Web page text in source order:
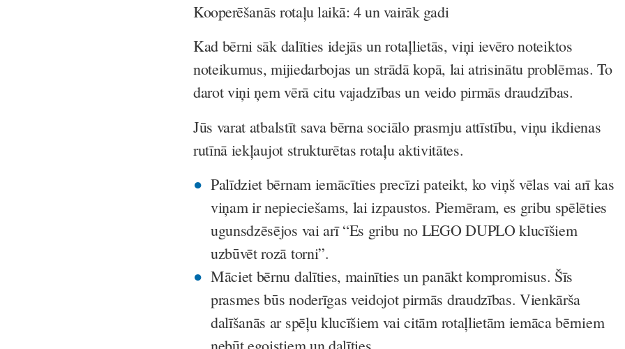
Kooperēšanās rotaļu laikā: 4 un vairāk gadi
Kad bērni sāk dalīties idejās un rotaļlietās, viņi ievēro noteiktos
noteikumus, mijiedarbojas un strādā kopā, lai atrisinātu problēmas. To
darot viņi ņem vērā citu vajadzības un veido pirmās draudzības.
Jūs varat atbalstīt sava bērna sociālo prasmju attīstību, viņu ikdienas
rutīnā iekļaujot strukturētas rotaļu aktivitātes.
Palīdziet bērnam iemācīties precīzi pateikt, ko viņš vēlas vai arī kas
viņam ir nepieciešams, lai izpaustos. Piemēram, es gribu spēlēties
ugunsdzēsējos vai arī “Es gribu no LEGO DUPLO klucīšiem
uzbūvēt rozā torni”.
Māciet bērnu dalīties, mainīties un panākt kompromisus. Šīs
prasmes būs noderīgas veidojot pirmās draudzības. Vienkārša
dalīšanās ar spēļu klucīšiem vai citām rotaļlietām iemāca bērniem